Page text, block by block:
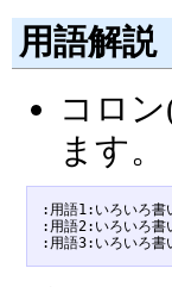
用語解説
コロ
ます。
:用語1:いろいろ書
:用語2:いろいろ書